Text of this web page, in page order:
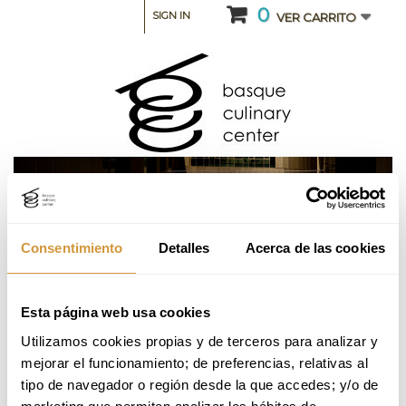
Consentimiento Detalles Acerca de las cookies
Esta página web usa cookies
Utilizamos cookies propias y de terceros para analizar y
mejorar el funcionamiento; de preferencias, relativas al
tipo de navegador o región desde la que accedes; y/o de
0 VER CARRITO
SIGN IN
Curso intensivo de Formulación de Helados_2ª
Edición_2026 (Online)